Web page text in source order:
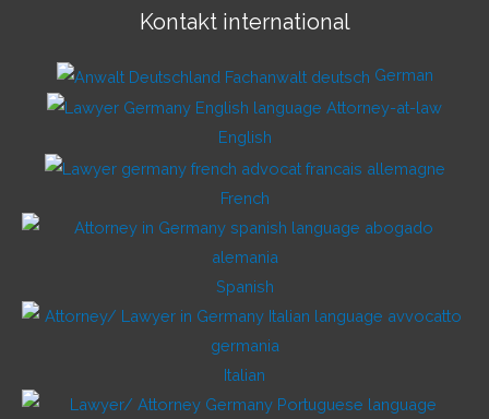
Kontakt international
German
English
French
Spanish
Italian